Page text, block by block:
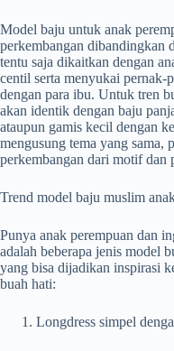
Model baju untuk anak
perkembangan dibandingkan
tentu saja dikaitkan dengan
centil serta menyukai pernak-
dengan para ibu. Untuk tren
akan identik dengan baju
ataupun gamis kecil dengan
mengusung tema yang sama,
perkembangan dari motif dan
Trend model baju muslim
Punya anak perempuan dan
adalah beberapa jenis model
yang bisa dijadikan inspirasi
buah hati:
Longdress simpel